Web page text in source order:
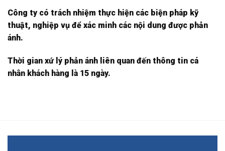
Công ty có trách nhiệm thực hiện các biện pháp kỹ
thuật, nghiệp vụ để xác minh các nội dung được phản
ánh.
Thời gian xứ lý phản ánh liên quan đến thông tin cá
nhân khách hàng là 15 ngày.